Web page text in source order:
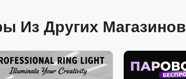
Из Других Магазинов